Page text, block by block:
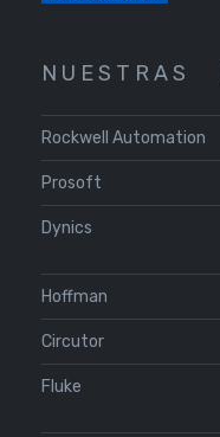
N U E S T R A S
Rockwell Automation
Prosoft
Dynics
Hoffman
Circutor
Fluke